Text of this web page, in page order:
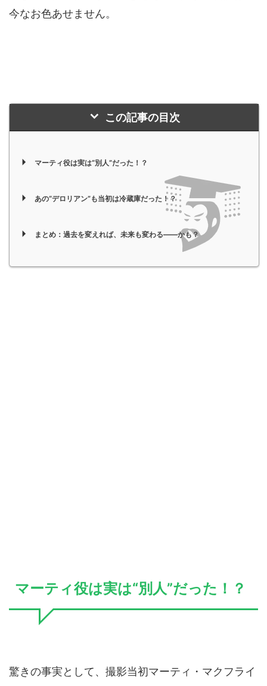
今なお色あせません。
この記事の目次
マーティ役は実は“別人”だった！？
あの“デロリアン”も当初は冷蔵庫だった！？
まとめ：過去を変えれば、未来も変わる――かも？
マーティ役は実は“別人”だった！？
驚きの事実として、撮影当初マーティ・マクフライ